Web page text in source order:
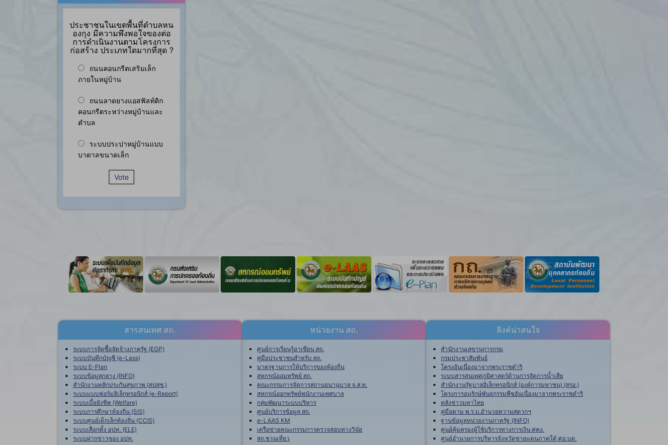
ประชาชนในเขตพื้นที่ตำบลหน
องกุง มีความพึงพอใจของต่อ
การดำเนินงานตามโครงการ
ก่อสร้าง ประเภทใดมากที่สุด ?
ถนนคอนกรีตเสริมเล็ก
ภายในหมู่บ้าน
ถนนลาดยางแอสฟัลท์ติก
คอนกรีตระหว่างหมู่บ้านและ
ตำบล
ระบบประปาหมู่บ้านแบบ
บาดาลขนาดเล็ก
Vote
สารสนเทศ สถ.
ระบบการจัดซื้อจัดจ้างภาครัฐ (EGP)
ระบบบันทึกบัญชี (e-Lass)
ระบบ E-Plan
ระบบข้อมูลกลาง (INFO)
สำนักงานหลักประกันสุขภาพ (สปสช.)
ระบบแบบฟอร์มอิเล็กทรอนิกส์ (e-Report)
ระบบเบี้ยยังชีพ (Welfare)
ระบบการศึกษาท้องถิ่น (SIS)
ระบบศูนย์เด็กเล็กท้องถิ่น (CCIS)
ระบบเลือกตั้ง อปท. (ELE)
ระบบฝากข่าวของ อปท.
หน่วยงาน สถ.
ศูนย์การเรียนรู้อาเซียน สถ.
คู่มือประชาชนสำหรับ สถ.
มาตรฐานการให้บริการของท้องถิ่น
สหกรณ์ออมทรัพย์ สถ.
คณะกรรมการจัดการสถานธนานุบาล จ.ส.ท.
สหกรณ์ออกทรัพย์พนักงานเทศบาล
กลุ่มพัฒนาระบบบริหาร
ศูนย์บริการข้อมูล สถ.
e-LAAS KM
เครือข่ายคณะกรรมการตรวจสอบทางวินัย
สถ.ชวนเที่ยว
ลิงค์น่าสนใจ
สำนักงานเลขานุการกรม
กรมประชาสัมพันธ์
โครงอันเนื่องมาจากพระราชดำริ
ระบบสารสนเทศภูมิศาสตร์ด้านการจัดการน้ำเสีย
สำนักงานรัฐบาลอิเล็กทรอนิกส์ (องค์การมหาชน) (สรอ.)
โครงการอนุรักษ์พันธุกรรมพืชอันเนื่องมาจากพระราชดำริ
คลังข่าวมหาไทย
คู่มือตาม พ.ร.บ.อำนวยความสดวกฯ
ฐานข้อมูลหน่วยงานภาครัฐ (INFO)
ศูนย์คุ้มครองผู้ใช้บริการทางการเงิน ศคง.
ศูนย์อำนวยการบริหารจังหวัดชายแดนภาคใต้ ศอ.บต.